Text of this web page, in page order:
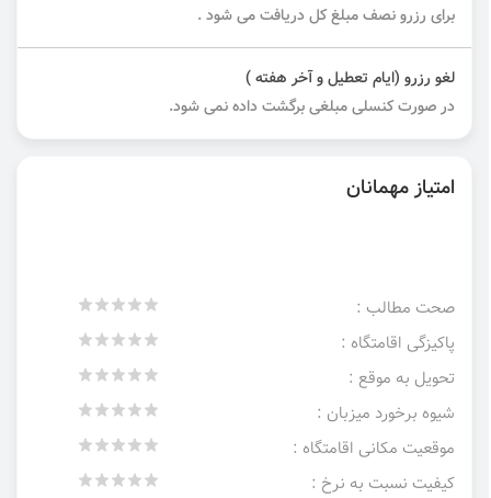
برای رزرو نصف مبلغ کل دریافت می شود .
لغو رزرو (ایام تعطیل و آخر هفته )
در صورت کنسلی مبلغی برگشت داده نمی شود.
امتیاز مهمانان
صحت مطالب :
پاکیزگی اقامتگاه :
تحویل به موقع :
شیوه برخورد میزبان :
موقعیت مکانی اقامتگاه :
کیفیت نسبت به نرخ :